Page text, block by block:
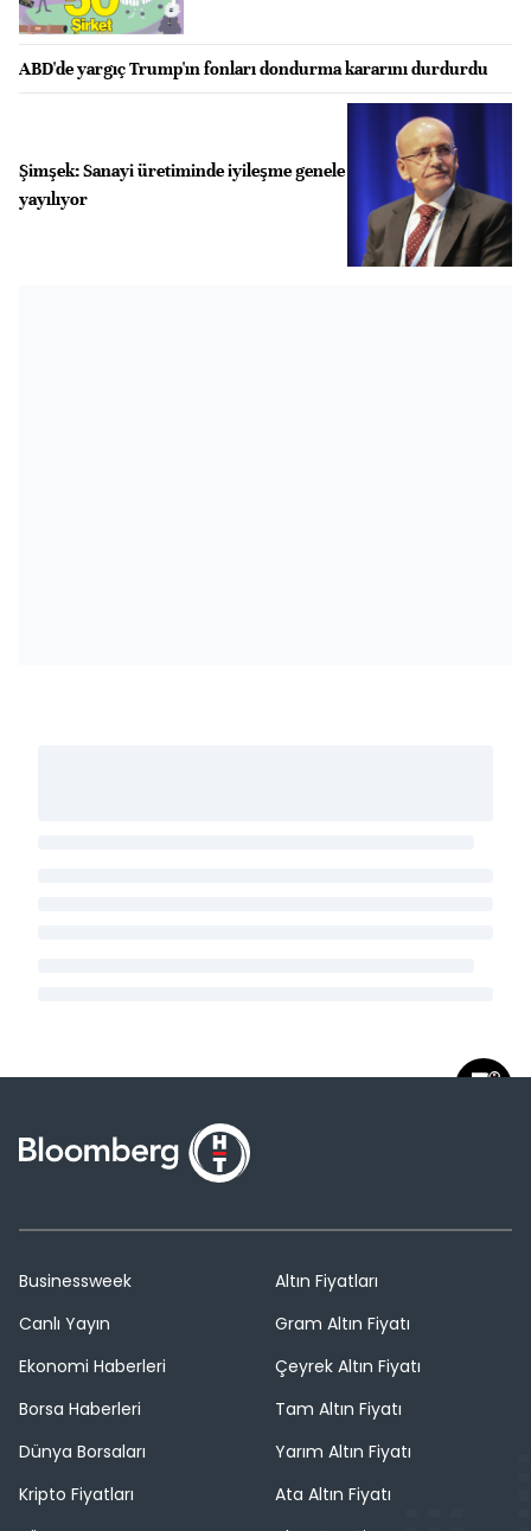
ABD'de yargıç Trump'ın fonları dondurma kararını durdurdu
Şimşek: Sanayi üretiminde iyileşme genele
yayılıyor
Businessweek
Canlı Yayın
Ekonomi Haberleri
Borsa Haberleri
Dünya Borsaları
Kripto Fiyatları
Altın Fiyatları
Gram Altın Fiyatı
Çeyrek Altın Fiyatı
Tam Altın Fiyatı
Yarım Altın Fiyatı
Ata Altın Fiyatı